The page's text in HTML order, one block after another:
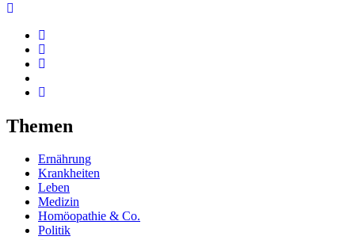
Themen
Ernährung
Krankheiten
Leben
Medizin
Homöopathie & Co.
Politik